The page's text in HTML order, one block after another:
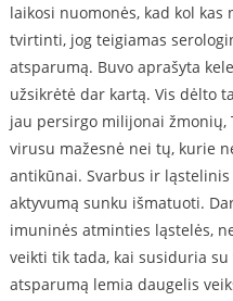
laikosi nuomonės, kad kol
tvirtinti, jog teigiamas
atsparumą. Buvo aprašyta
užsikrėtė dar kartą. Vis dėlto
jau persirgo milijonai žmonių,
virusu mažesnė nei tų, kurie
antikūnai. Svarbus ir
aktyvumą sunku išmatuoti.
imuninės atminties ląstelės,
veikti tik tada, kai susiduria
atsparumą lemia daugelis